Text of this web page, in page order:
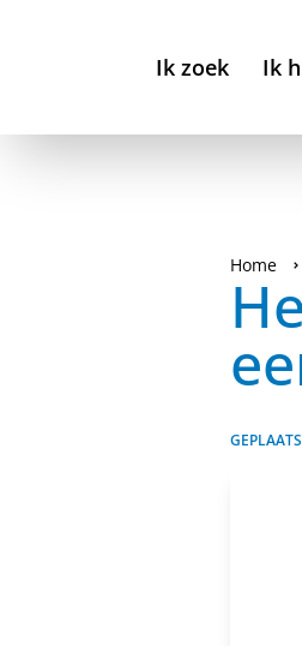
Ik zoek Ik
Home